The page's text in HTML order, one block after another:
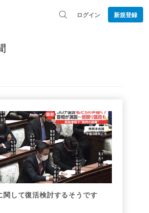
ログイン 新規登録
関して復活検討するそうです